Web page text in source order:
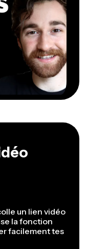
un lien vidéo
la fonction
facilement tes